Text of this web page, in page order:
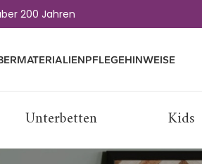
MATERIALIENPFLEGEHINWEISE
Unterbetten Kids
200 Jahren